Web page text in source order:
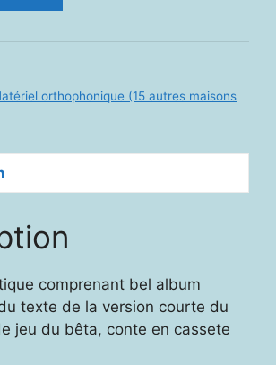
orthophonique (15 autres maisons
comprenant bel album
texte de la version courte du
jeu du bêta, conte en cassete